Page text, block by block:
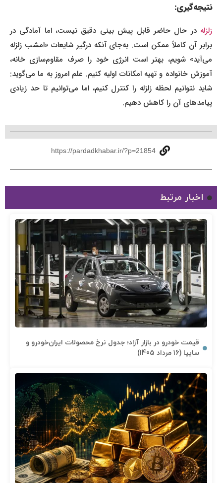
نتیجه‌گیری:
زلزلهدر حال حاضر قابل پیش‌ بینی دقیق نیست، اما آمادگی در
برابر آن کاملاً ممکن است. به‌جای آنکه درگیر شایعات «امشب زلزله
می‌آید» شویم، بهتر است انرژی خود را صرف مقاوم‌سازی خانه،
آموزش خانواده و تهیه امکانات اولیه کنیم. علم امروز به ما می‌گوید:
شاید نتوانیم لحظه زلزله را کنترل کنیم، اما می‌توانیم تا حد زیادی
پیامدهای آن را کاهش دهیم.
https://pardadkhabar.ir/?p=21854
اخبار مرتبط
قیمت خودرو در بازار آزاد؛ جدول نرخ محصولات ایران‌خودرو و
سایپا (16 مرداد 1405)